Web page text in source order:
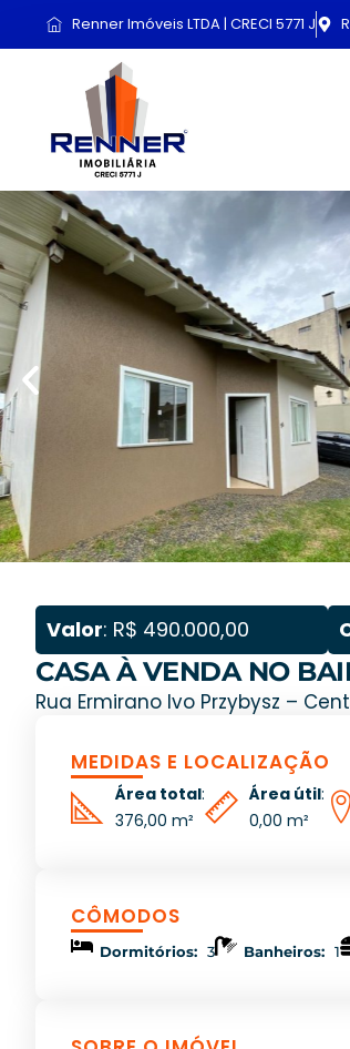
Renner Imóveis LTDA | CRECI 5771 J
Valor: R$ 490.000,00
CASA À VENDA NO
Rua Ermirano Ivo Przybysz –
MEDIDAS E LOCALIZAÇÃO
Área total:
376,00 m²
Área útil:
0,00 m²
CÔMODOS
Dormitórios: 3 Banheiros: 1